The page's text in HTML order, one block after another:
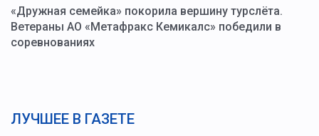
«Дружная семейка» покорила вершину турслёта.
Ветераны АО «Метафракс Кемикалс» победили в
соревнованиях
ЛУЧШЕЕ В ГАЗЕТЕ